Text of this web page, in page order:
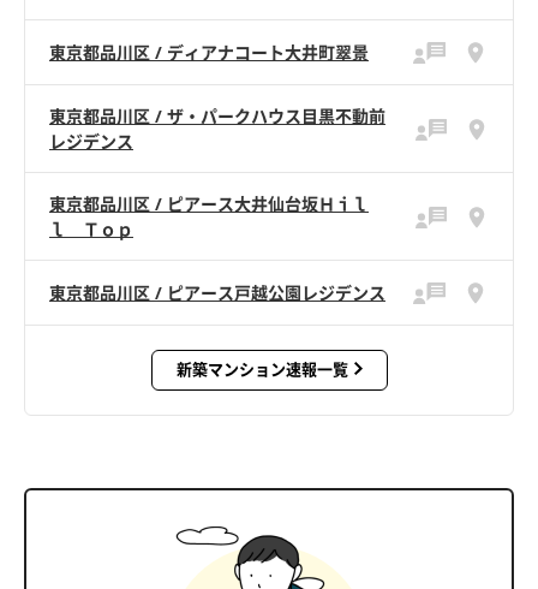
東京都品川区 / ディアナコート大井町翠景
東京都品川区 / ザ・パークハウス目黒不動前
レジデンス
東京都品川区 / ピアース大井仙台坂Ｈｉｌ
ｌ Ｔｏｐ
東京都品川区 / ピアース戸越公園レジデンス
新築マンション速報一覧